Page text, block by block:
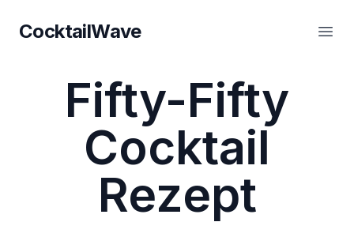
CocktailWave
CocktailWave
Fifty-Fifty
Cocktail
Rezept